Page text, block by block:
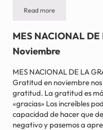
Read moreDÍA NACIONAL DE
MES NACIONAL DE
Noviembre
MES NACIONAL DE LA
Gratitud en noviembre
gratitud. La gratitud es
«gracias» Los increíbles
capacidad de hacer que
negativo y pasemos a